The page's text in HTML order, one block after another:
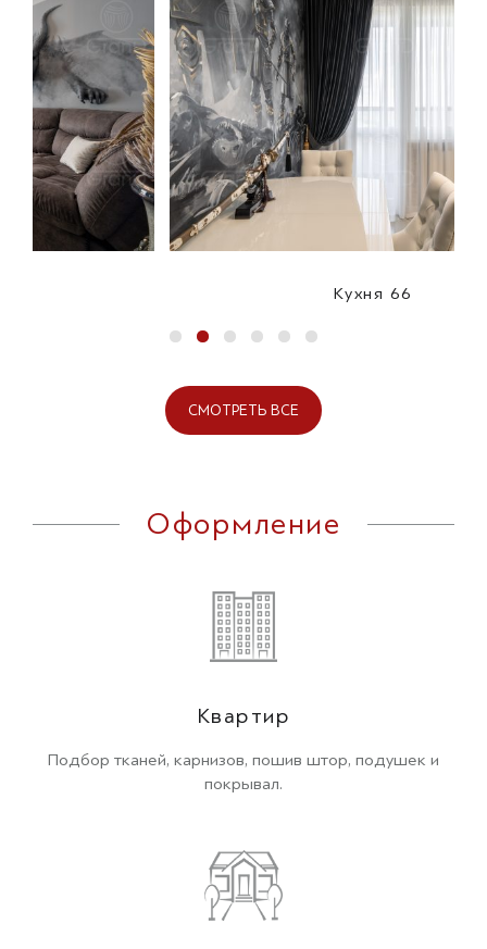
СМОТРЕТЬ ВСЕ
Оформление
Квартир
Подбор тканей, карнизов, пошив штор, подушек и
покрывал.